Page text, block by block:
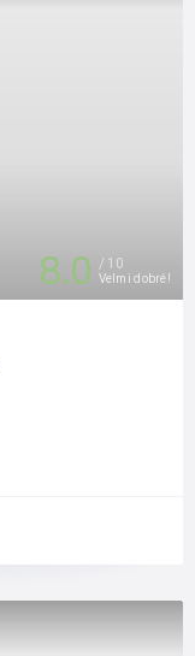
8.0 10
Velmi dobré!